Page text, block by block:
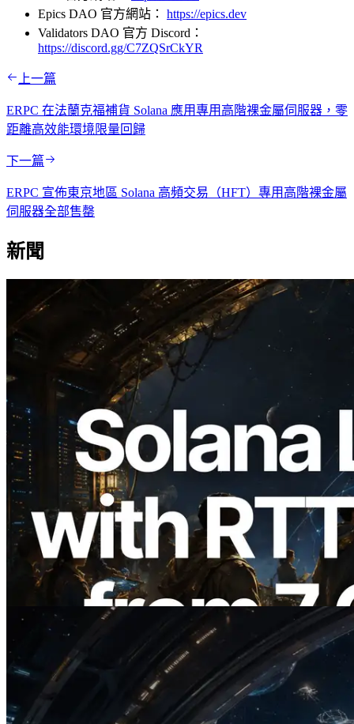
Epics DAO 官方網站： https://epics.dev
Validators DAO 官方 Discord：
https://discord.gg/C7ZQSrCkYR
上一篇
ERPC 在法蘭克福補貨 Solana 應用專用高階裸金屬伺服器，零
距離高效能環境限量回歸
下一篇
ERPC 宣佈東京地區 Solana 高頻交易（HFT）專用高階裸金屬
伺服器全部售罄
新聞
2026.08.05
ERPC 擴展 Solana Leader Slot API：新
增全球 7 個區域的 Ping 測量 —
Validators Information API 同步上線